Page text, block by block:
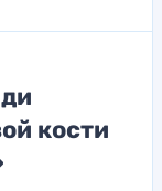
кости